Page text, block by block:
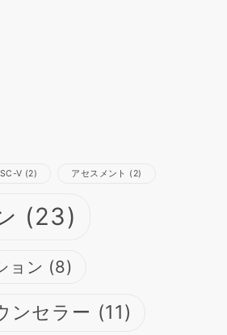
Ⅴ (2) アセスメント (2)
(23)
ョン (8)
ンセラー (11)